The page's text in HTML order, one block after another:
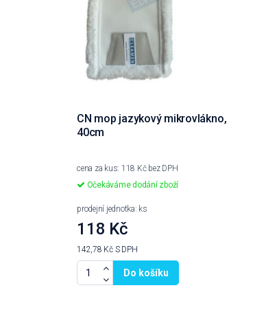
CN mop jazykový mikrovlákno,
40cm
cena za kus: 118 Kč bez DPH
Očekáváme dodání zboží
prodejní jednotka: ks
118 Kč
142,78 Kč S DPH
Do košíku